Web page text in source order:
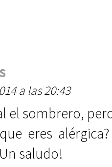
a las 20:43
el sombrero,
eres
saludo!